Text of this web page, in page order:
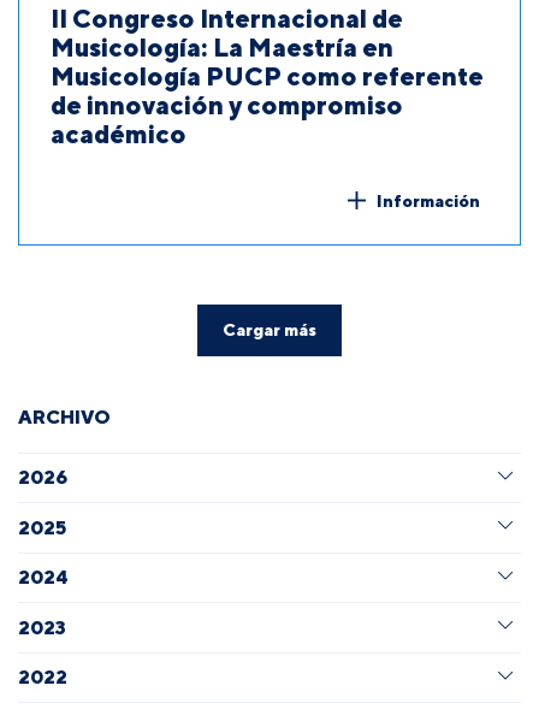
II Congreso Internacional de
Musicología: La Maestría en
Musicología PUCP como referente
de innovación y compromiso
académico
Información
Cargar más
ARCHIVO
2026
2025
2024
2023
2022